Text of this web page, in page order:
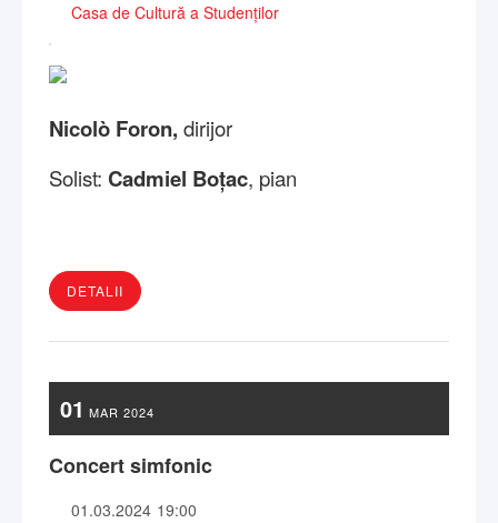
Casa de Cultură a Studenților
Nicolò Foron, dirijor
Solist: Cadmiel Boţac, pian
DETALII
01 MAR 2024
Concert simfonic
01.03.2024 19:00